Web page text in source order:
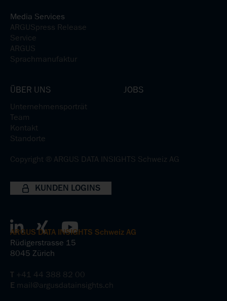
ARGUS DATA INSIGHTS Schweiz AG
Rüdigerstrasse 15
8045 Zürich
T +41 44 388 82 00
E mail@argusdatainsights.ch
Media Services
ARGUSpress Release
Service
ARGUS
Sprachmanufaktur
ÜBER UNS
Unternehmensporträt
Team
Kontakt
Standorte
JOBS
Copyright ® ARGUS DATA INSIGHTS Schweiz AG
KUNDEN LOGINS